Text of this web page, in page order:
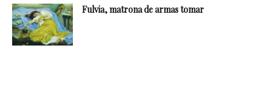
Fulvia, matrona de armas tomar